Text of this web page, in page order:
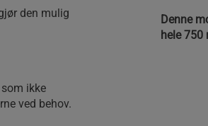
den mulig
ikke
ved behov.
Denne
hele 750